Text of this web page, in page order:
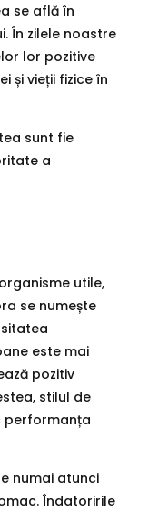
se află în
În zilele noastre
lor pozitive
și vieții fizice în
sunt fie
a
utile,
se numește
este mai
pozitiv
stilul de
performanța
numai atunci
Îndatoririle